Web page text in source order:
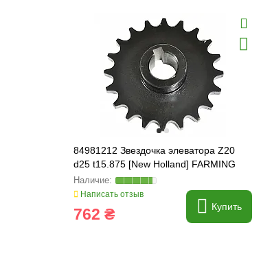
84981212 Звездочка элеватора Z20
d25 t15.875 [New Holland] FARMING
Line
Написать отзыв
762 ₴ Купить